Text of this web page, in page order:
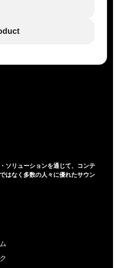
ソリューションを通じて、コンテ
はなく多数の人々に優れたサウン